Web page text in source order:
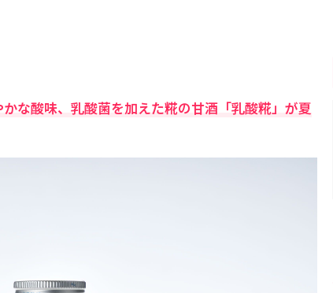
な酸味、乳酸菌を加えた糀の甘酒「乳酸糀」が夏